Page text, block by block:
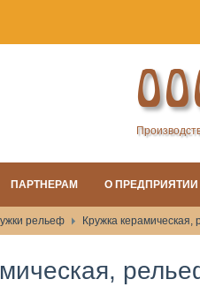
ПАРТНЕРАМ О ПРЕДПРИЯТИИ
рельеф Кружка